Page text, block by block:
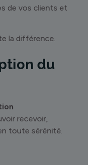
de vos clients et
la différence.
du
recevoir,
toute sérénité.